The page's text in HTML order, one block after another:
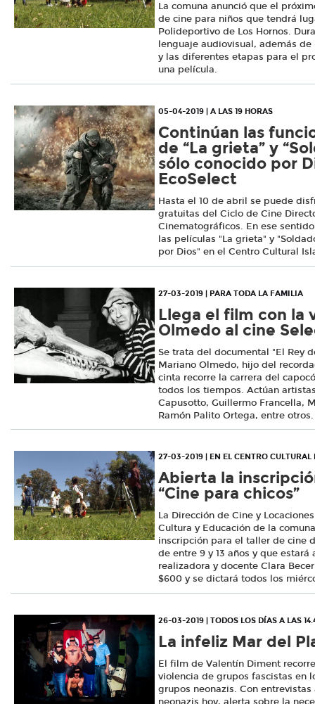
La comuna anunció que el
de cine para niños que tendrá
Polideportivo de Los Hornos.
lenguaje audiovisual, además
y las diferentes etapas para el
una película.
05-04-2019 | A LAS 19 HORAS
Continúan las
de “La grieta” y
sólo conocido por
EcoSelect
Hasta el 10 de abril se puede
gratuitas del Ciclo de Cine
Cinematográficos. En ese
las películas "La grieta" y
por Dios" en el Centro Cultural
27-03-2019 | PARA TODA LA FAMILIA
Llega el film con la
Olmedo al cine
Se trata del documental "El Rey
Mariano Olmedo, hijo del
cinta recorre la carrera del
todos los tiempos. Actúan
Capusotto, Guillermo Francella,
Ramón Palito Ortega, entre otros.
27-03-2019 | EN EL CENTRO CULTURAL
Abierta la
“Cine para chicos”
La Dirección de Cine y
Cultura y Educación de la
inscripción para el taller de cine
de entre 9 y 13 años y que
realizadora y docente Clara
$600 y se dictará todos los
26-03-2019 | TODOS LOS DÍAS A LAS
La infeliz Mar del
El film de Valentín Diment
violencia de grupos fascistas en
grupos neonazis. Con
neonazis hoy, alerta sobre la